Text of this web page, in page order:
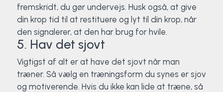
fremskridt, du gør undervejs. Husk også, at give
din krop tid til at restituere og lyt til din krop, når
den signalerer, at den har brug for hvile.
5. Hav det sjovt
Vigtigst af alt er at have det sjovt når man
træner. Så vælg en træningsform du synes er sjov
og motiverende. Hvis du ikke kan lide at træne, så